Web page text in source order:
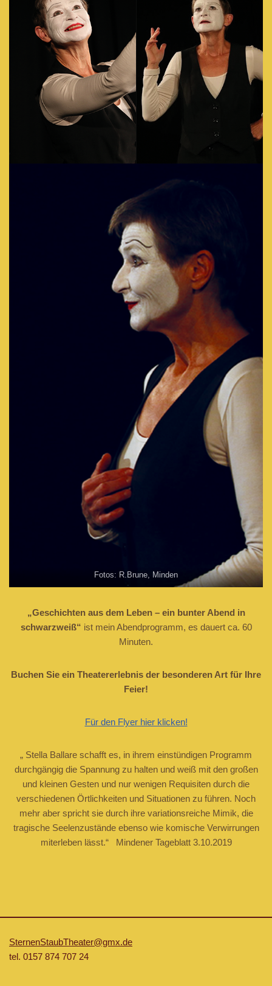
Fotos: R.Brune, Minden
„Geschichten aus dem Leben – ein bunter Abend in
schwarzweiß“ ist mein Abendprogramm, es dauert ca. 60
Minuten.
Buchen Sie ein Theatererlebnis der besonderen Art für Ihre
Feier!
Fürden Flyer hier klicken!
„ Stella Ballare schafft es, in ihrem einstündigen Programm
durchgängig die Spannung zu halten und weiß mit den großen
und kleinen Gesten und nur wenigen Requisiten durch die
verschiedenen Örtlichkeiten und Situationen zu führen. Noch
mehr aber spricht sie durch ihre variationsreiche Mimik, die
tragische Seelenzustände ebenso wie komische Verwirrungen
miterleben lässt.“ Mindener Tageblatt 3.10.2019
SternenStaubTheater@gmx.de
tel. 0157 874 707 24